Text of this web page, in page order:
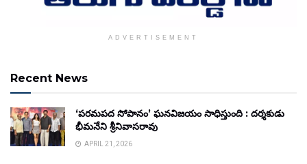
ADVERTISEMENT
Recent News
‘పరమపద సోపానం’ ఘనవిజయం సాధిస్తుంది : దర్శకుడు
భీమనేని శ్రీనివాసరావు
APRIL 21, 2026